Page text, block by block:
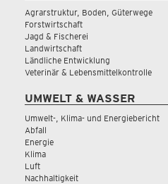
Agrarstruktur, Boden, Güterwege
Forstwirtschaft
Jagd & Fischerei
Landwirtschaft
Ländliche Entwicklung
Veterinär & Lebensmittelkontrolle
UMWELT & WASSER
Umwelt-, Klima- und Energiebericht
Abfall
Energie
Klima
Luft
Nachhaltigkeit